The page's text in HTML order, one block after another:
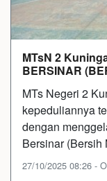
MTsN 2
BERSINAR
MTs Negeri 2
kepeduliannya
dengan
Bersinar (Bersih
27/10/2025 08:26 -